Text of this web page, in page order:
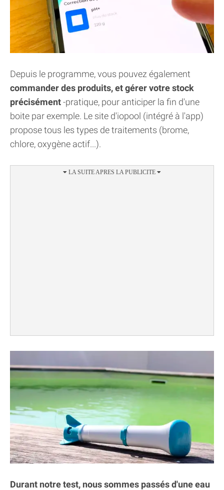
Depuis le programme, vous pouvez également
commander des produits, et gérer votre stock
précisément-pratique, pour anticiper la fin d'une
boite par exemple. Le site d'iopool (intégré à l'app)
propose tous les types de traitements (brome,
chlore, oxygène actif...).
Durant notre test, nous sommes passés d'une eau